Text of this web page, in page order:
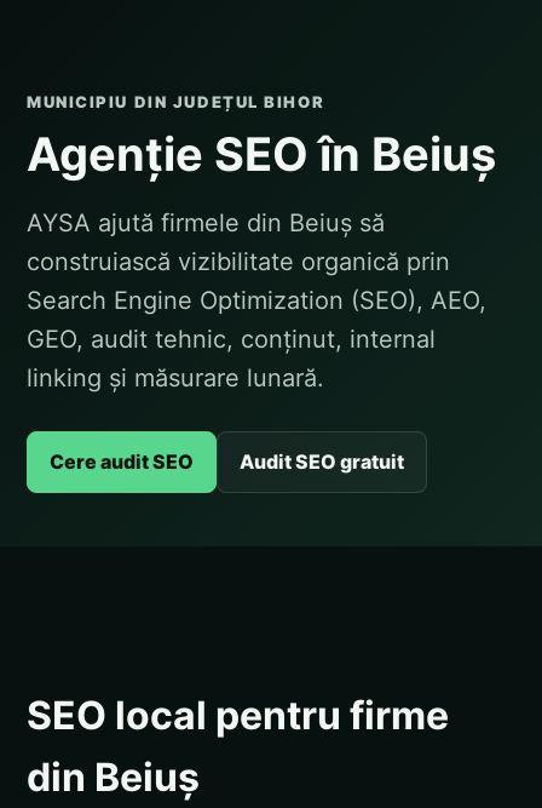
MUNICIPIU DIN JUDEȚUL BIHOR
Agenție SEO în Beiuș
AYSA ajută firmele din Beiuș să
construiască vizibilitate organică prin
Search Engine Optimization (SEO), AEO,
GEO, audit tehnic, conținut, internal
linking și măsurare lunară.
Cere audit SEO Audit SEO gratuit
SEO local pentru firme
din Beiuș